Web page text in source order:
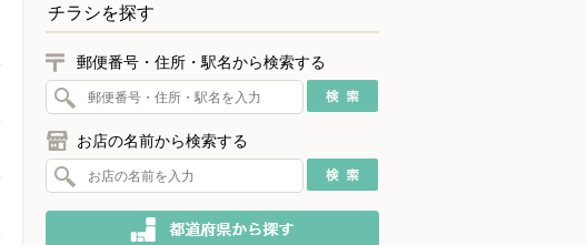
チラシを探す
郵便番号・住所・駅名から検索する
お店の名前から検索する